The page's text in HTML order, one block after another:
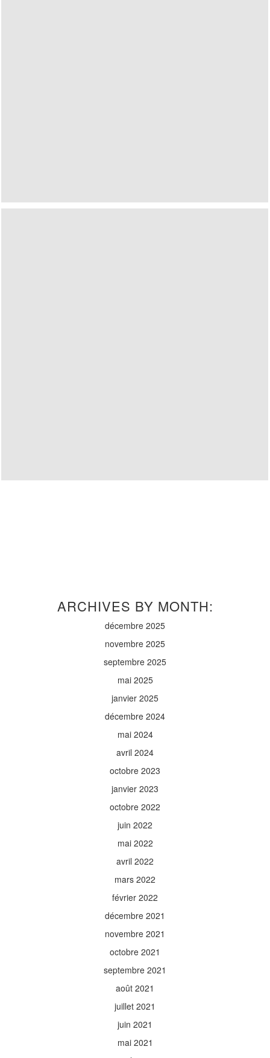
ARCHIVES BY MONTH:
décembre 2025
novembre 2025
septembre 2025
mai 2025
janvier 2025
décembre 2024
mai 2024
avril 2024
octobre 2023
janvier 2023
octobre 2022
juin 2022
mai 2022
avril 2022
mars 2022
février 2022
décembre 2021
novembre 2021
octobre 2021
septembre 2021
août 2021
juillet 2021
juin 2021
mai 2021